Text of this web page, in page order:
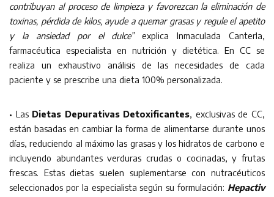
contribuyan al proceso de limpieza y favorezcan la eliminación de
toxinas, pérdida de kilos, ayude a quemar grasas y regule el apetito
y la ansiedad por el dulce”explica Inmaculada Canterla,
farmacéutica especialista en nutrición y dietética. En CC se
realiza un exhaustivo análisis de las necesidades de cada
paciente y se prescribe una dieta 100% personalizada.
• Las Dietas Depurativas Detoxificantes, exclusivas de CC,
están basadas en cambiar la forma de alimentarse durante unos
días, reduciendo al máximo las grasas y los hidratos de carbono e
incluyendo abundantes verduras crudas o cocinadas, y frutas
frescas. Estas dietas suelen suplementarse con nutracéuticos
seleccionados por la especialista según su formulación: Hepactiv